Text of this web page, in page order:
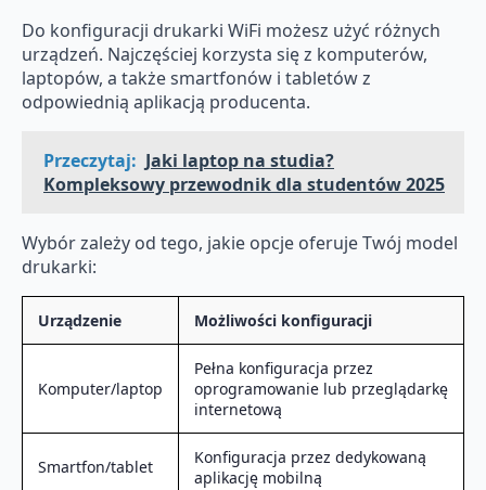
Do konfiguracji drukarki WiFi możesz użyć różnych
urządzeń. Najczęściej korzysta się z komputerów,
laptopów, a także smartfonów i tabletów z
odpowiednią aplikacją producenta.
Przeczytaj: Jaki laptop na studia?
Kompleksowy przewodnik dla studentów 2025
Wybór zależy od tego, jakie opcje oferuje Twój model
drukarki:
Urządzenie Możliwości konfiguracji
Komputer/laptop
Pełna konfiguracja przez
oprogramowanie lub przeglądarkę
internetową
Smartfon/tablet
Konfiguracja przez dedykowaną
aplikację mobilną